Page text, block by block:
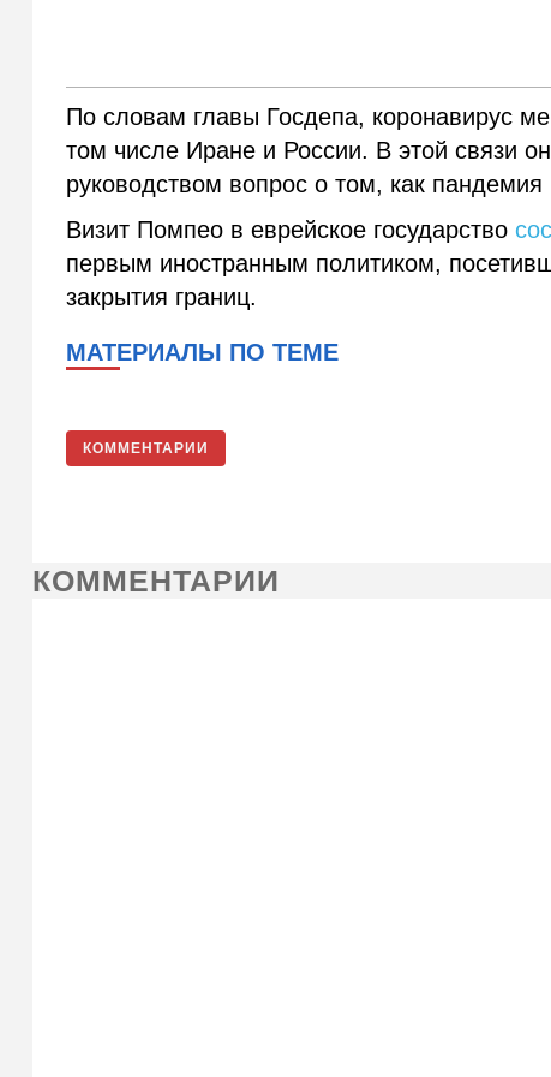
По словам главы Госдепа, коронавирус
том числе Иране и России. В этой связи
руководством вопрос о том, как пандемия
Визит Помпео в еврейское государство
первым иностранным политиком,
закрытия границ.
МАТЕРИАЛЫ ПО ТЕМЕ
КОММЕНТАРИИ
КОММЕНТАРИИ